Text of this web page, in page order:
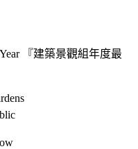
『建築景觀組年度最